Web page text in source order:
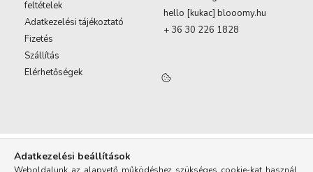
feltételek
Adatkezelési tájékoztató
Fizetés
Szállítás
Elérhetőségek
hello [kukac] blooomy.hu
+ 36 30 226 1828
Adatkezelési beállítások